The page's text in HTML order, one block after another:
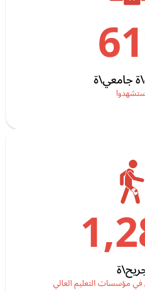
جامعي\ة
في مؤسسات التعليم العالي